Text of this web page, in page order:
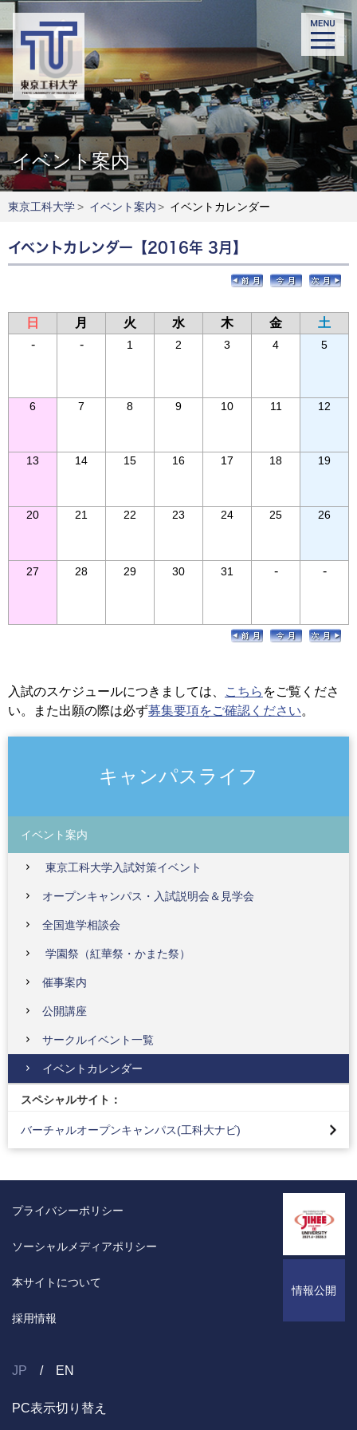
イベント案内
東京工科大学> イベント案内 > イベントカレンダー
イベントカレンダー【2016年 3月】
日 月 火 水 木 金
土
-
- 1 2 3 4 5
6 7 8 9 10 11 12
13 14 15 16 17 18 19
20 21 22 23 24 25 26
27 28 29 30 31 - -
入試のスケジュールにつきましては、 こちら をご覧くださ
い。また出願の際は必ず募集要項をご確認ください。
キャンパスライフ
イベント案内
東京工科大学入試対策イベント
オープンキャンパス・入試説明会＆見学会
全国進学相談会
学園祭（紅華祭・かまた祭）
催事案内
公開講座
サークルイベント一覧
イベントカレンダー
スペシャルサイト：
バーチャルオープンキャンパス(工科大ナビ)
情報公開
プライバシーポリシー
ソーシャルメディアポリシー
本サイトについて
採用情報
JP EN
PC表示切り替え